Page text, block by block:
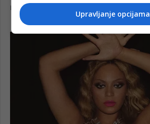
Upravljanje opcijama